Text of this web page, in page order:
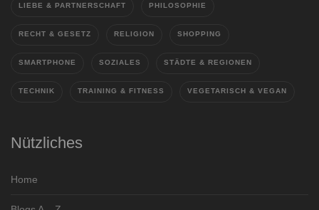
LIEBE & PARTNERSCHAFT PHILOSOPHIE
RECHT & GESETZ RELIGION SHOPPING
SMARTPHONE SOZIALES STÄDTE & REGIONEN
TECHNIK TRAINING & FITNESS VEGETARISCH & VEGAN
Nützliches
Home